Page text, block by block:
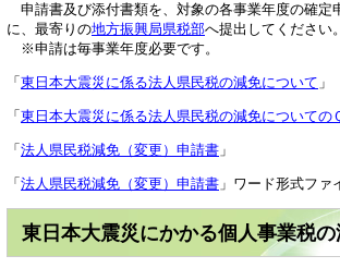
申請書及び添付書類を、対象の各事業年度の確定
に、最寄りの地方振興局県税部へ提出してください。
※申請は毎事業年度必要です。
「 東日本大震災に係る法人県民税の減免について 」
「 東日本大震災に係る法人県民税の減免についての
「 法人県民税減免（変更）申請書 」
「 法人県民税減免（変更）申請書 」ワード形式ファ
東日本大震災にかかる個人事業税